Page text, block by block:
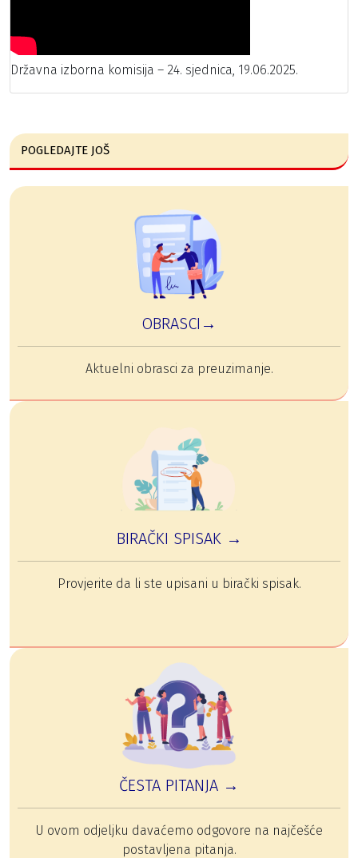
Državna izborna komisija – 24. sjednica, 19.06.2025.
POGLEDAJTE JOŠ
OBRASCI→
Aktuelni obrasci za preuzimanje.
BIRAČKI SPISAK →
Provjerite da li ste upisani u birački spisak.
ČESTA PITANJA →
U ovom odjeljku davaćemo odgovore na najčešće
postavljena pitanja.